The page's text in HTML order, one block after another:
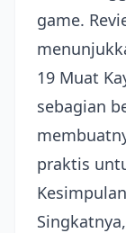
game.
19 Muat
sebagian
praktis
Singkatnya,